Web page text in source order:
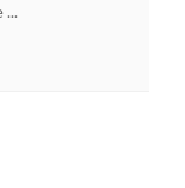
...